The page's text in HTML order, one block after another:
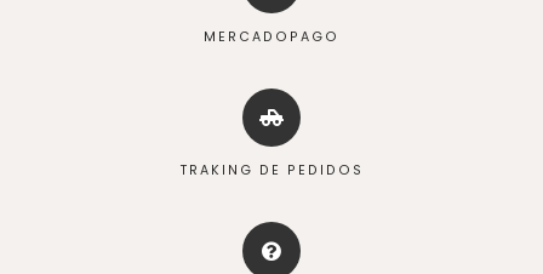
MERCADOPAGO
TRAKING DE PEDIDOS